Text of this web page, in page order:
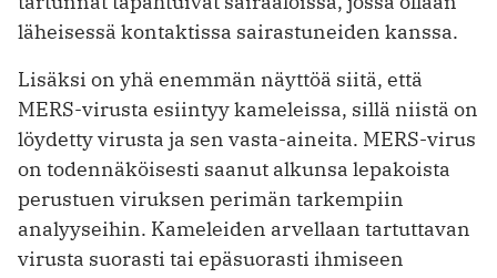
läheisessä kontaktissa sairastuneiden kanssa.
Lisäksi on yhä enemmän näyttöä siitä, että
MERS-virusta esiintyy kameleissa, sillä niistä on
löydetty virusta ja sen vasta-aineita. MERS-virus
on todennäköisesti saanut alkunsa lepakoista
perustuen viruksen perimän tarkempiin
analyyseihin. Kameleiden arvellaan tartuttavan
virusta suorasti tai epäsuorasti ihmiseen